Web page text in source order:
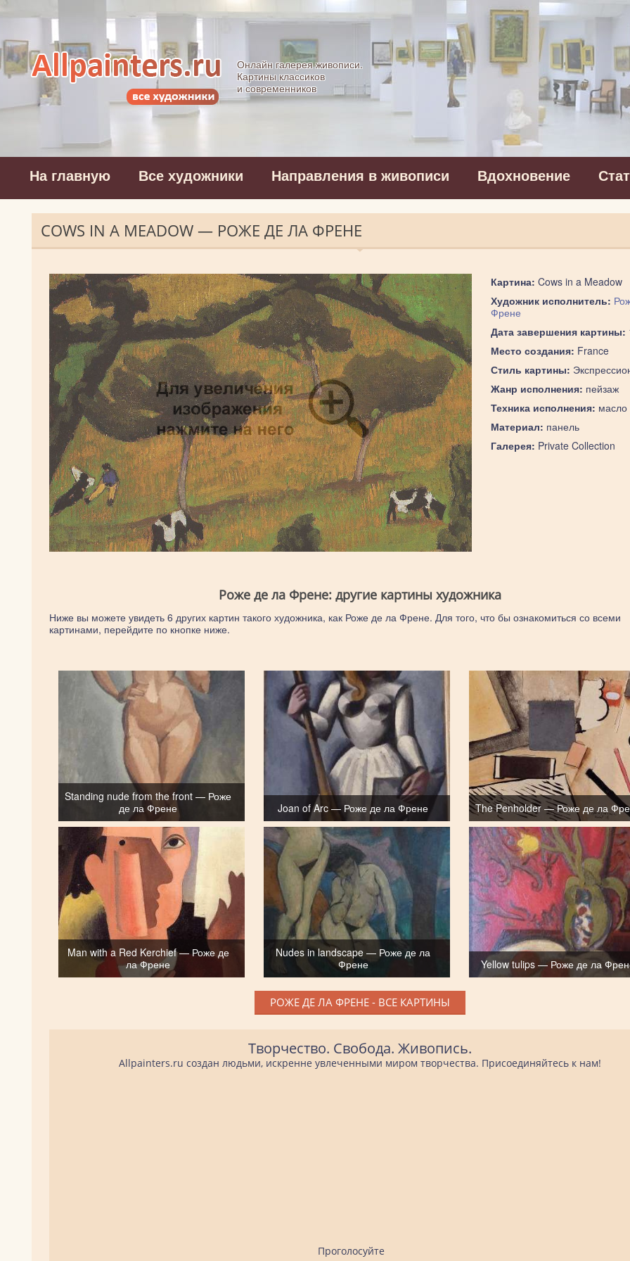
Allpainters.ru - картинная галерея
Онлайн галерея живописи.
Картины классиков
и современников
На главную Все художники Направления в живописи Вдохновение
COWS IN A MEADOW — РОЖЕ ДЕ ЛА ФРЕНЕ
Картина: Cows in a Meadow
Художник исполнитель:
Френе
Дата завершения картины:
Место создания: France
Стиль картины:
Жанр исполнения: пейзаж
Техника исполнения: масло
Материал: панель
Галерея: Private Collection
Роже де ла Френе: другие картины художника
Ниже вы можете увидеть 6 других картин такого художника, как Роже де ла Френе. Для того, что бы ознакомиться со всеми
картинами, перейдите по кнопке ниже.
Standing nude from the front — Роже
де ла Френе
Joan of Arc — Роже де ла Френе The Penholder — Роже де ла
Man with a Red Kerchief — Роже де
ла Френе
Nudes in landscape — Роже де ла
Френе
Yellow tulips — Роже де ла
РОЖЕ ДЕ ЛА ФРЕНЕ - ВСЕ КАРТИНЫ
Творчество. Свобода. Живопись.
Allpainters.ru создан людьми, искренне увлеченными миром творчества. Присоединяйтесь к нам!
Проголосуйте